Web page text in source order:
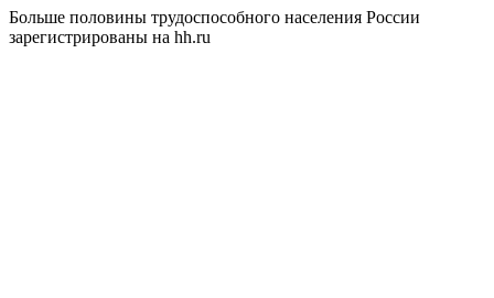
Больше половины трудоспособного населения России
зарегистрированы на hh.ru